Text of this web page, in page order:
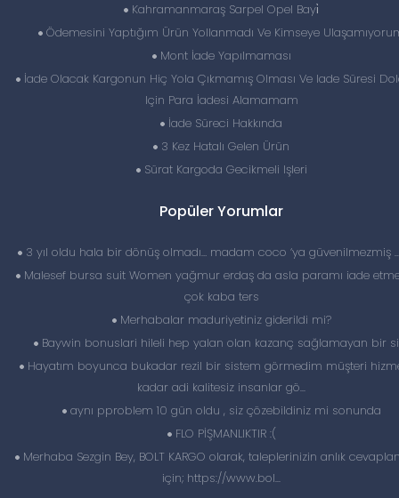
Kahramanmaraş Sarpel Opel Bayi̇
Ödemesini Yaptığım Ürün Yollanmadı Ve Kimseye
Mont İade Yapılmaması
İade Olacak Kargonun Hiç Yola Çıkmamış Olması Ve Iade Süresi
Için Para İadesi Alamamam
İade Süreci Hakkında
3 Kez Hatalı Gelen Ürün
Sürat Kargoda Gecikmeli Işleri
Popüler Yorumlar
3 yıl oldu hala bir dönüş olmadı… madam coco ‘ya güvenilmezmiş
Malesef bursa suit Women yağmur erdaş da asla paramı iade
çok kaba ters
Merhabalar maduriyetiniz giderildi mi?
Baywin bonuslari hileli hep yalan olan kazanç sağlamayan bir
Hayatım boyunca bukadar rezil bir sistem görmedim müşteri
kadar adi kalitesiz insanlar gö...
aynı pproblem 10 gün oldu , siz çözebildiniz mi sonunda
FLO PİŞMANLIKTIR :(
Merhaba Sezgin Bey, BOLT KARGO olarak, taleplerinizin anlık
için; https://www.bol...